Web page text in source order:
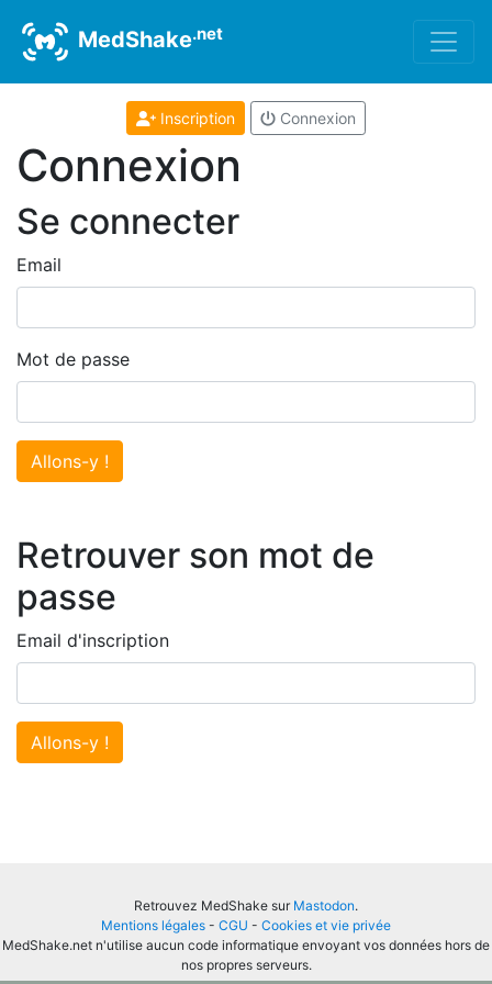
MedShake.net
Inscription Connexion
Connexion
Se connecter
Email
Mot de passe
Allons-y !
Retrouver son mot de
passe
Email d'inscription
Allons-y !
Retrouvez MedShake sur Mastodon.
Mentions légales - CGU - Cookies et vie privée
MedShake.net n'utilise aucun code informatique envoyant vos données hors de
nos propres serveurs.